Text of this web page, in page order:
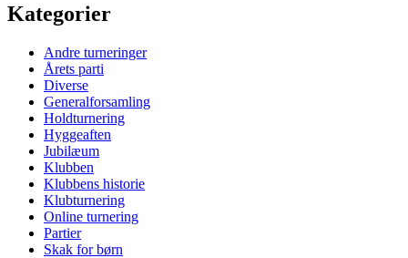
Kategorier
Andre turneringer
Årets parti
Diverse
Generalforsamling
Holdturnering
Hyggeaften
Jubilæum
Klubben
Klubbens historie
Klubturnering
Online turnering
Partier
Skak for børn